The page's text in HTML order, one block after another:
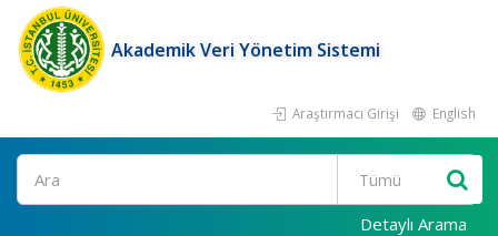
Akademik Veri Yönetim Sistemi
Araştırmacı Girişi English
Ara
Detaylı Arama